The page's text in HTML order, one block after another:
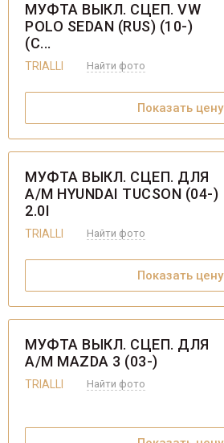
МУФТА ВЫКЛ. СЦЕП. VW
POLO SEDAN (RUS) (10-)
(С...
TRIALLI Найти фото
Показать цену
МУФТА ВЫКЛ. СЦЕП. ДЛЯ
А/М HYUNDAI TUCSON (04-)
2.0I
TRIALLI Найти фото
Показать цену
МУФТА ВЫКЛ. СЦЕП. ДЛЯ
А/М MAZDA 3 (03-)
TRIALLI Найти фото